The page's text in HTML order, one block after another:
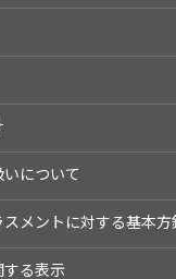
について
メントに対する基本方
る表示